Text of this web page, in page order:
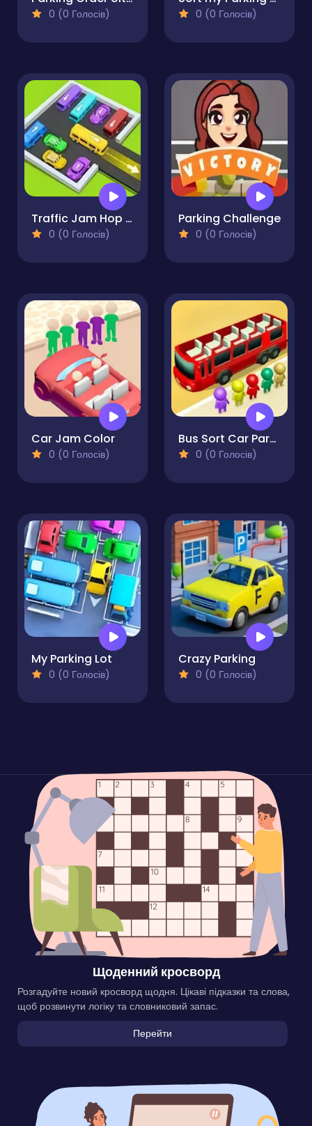
0 (0 Голосів) 0 (0 Голосів)
Traffic Jam Hop On
0 (0 Голосів)
Parking Challenge
0 (0 Голосів)
Car Jam Color
0 (0 Голосів)
Bus Sort Car Parking Jam
0 (0 Голосів)
My Parking Lot
0 (0 Голосів)
Crazy Parking
0 (0 Голосів)
Щоденний кросворд
Розгадуйте новий кросворд щодня. Цікаві підказки та слова,
щоб розвинути логіку та словниковий запас.
Перейти